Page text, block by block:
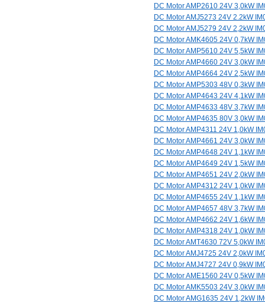
DC Motor AMP2610 24V 3,0kW
DC Motor AMJ5273 24V 2.2kW
DC Motor AMJ5279 24V 2,2kW
DC Motor AMK4605 24V 0,7kW
DC Motor AMP5610 24V 5,5kW
DC Motor AMP4660 24V 3,0kW
DC Motor AMP4664 24V 2,5kW
DC Motor AMP5303 48V 0,3kW
DC Motor AMP4643 24V 4,1kW
DC Motor AMP4633 48V 3,7kW
DC Motor AMP4635 80V 3,0kW
DC Motor AMP4311 24V 1,0kW
DC Motor AMP4661 24V 3,0kW
DC Motor AMP4648 24V 1,1kW
DC Motor AMP4649 24V 1,5kW
DC Motor AMP4651 24V 2,0kW
DC Motor AMP4312 24V 1,0kW
DC Motor AMP4655 24V 1,1kW
DC Motor AMP4657 48V 3,7kW
DC Motor AMP4662 24V 1,6kW
DC Motor AMP4318 24V 1,0kW
DC Motor AMT4630 72V 5,0kW
DC Motor AMJ4725 24V 2,0kW
DC Motor AMJ4727 24V 0,9kW
DC Motor AME1560 24V 0,5kW
DC Motor AMK5503 24V 3,0kW
DC Motor AMG1635 24V 1,2kW